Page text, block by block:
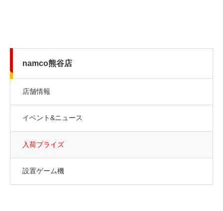
namco熊谷店
店舗情報
イベント&ニュース
入荷プライズ
設置ゲーム機